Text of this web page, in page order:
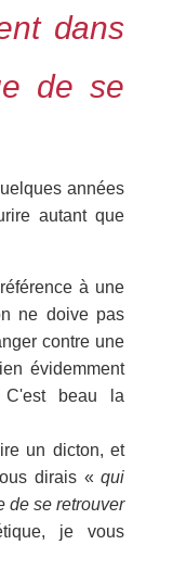
dans
de se
années
autant que
à une
ne doive pas
contre une
évidemment
beau la
un dicton, et
dirais «qui
de se retrouver
je vous